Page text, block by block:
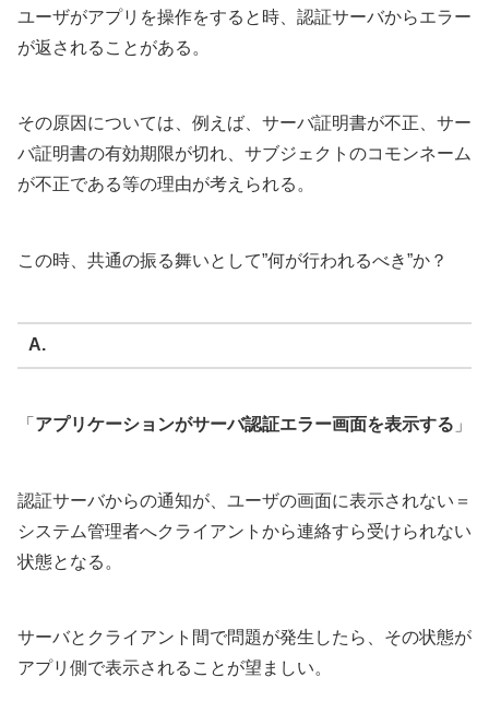
ユーザがアプリを操作をすると時、認証サーバからエラー
が返されることがある。
その原因については、例えば、サーバ証明書が不正、サー
バ証明書の有効期限が切れ、サブジェクトのコモンネーム
が不正である等の理由が考えられる。
この時、共通の振る舞いとして”何が行われるべき”か？
A.
「 アプリケーションがサーバ認証エラー画面を表示する 」
認証サーバからの通知が、ユーザの画面に表示されない＝
システム管理者へクライアントから連絡すら受けられない
状態となる。
サーバとクライアント間で問題が発生したら、その状態が
アプリ側で表示されることが望ましい。